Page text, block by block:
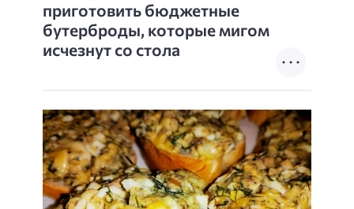
приготовить бюджетные
бутерброды, которые мигом
исчезнут со стола